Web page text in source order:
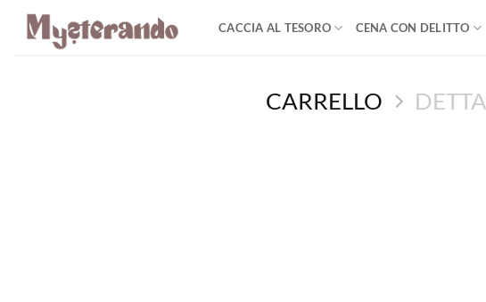
Salta
contenuti
CACCIA AL TESORO CENA CON DELITTO
CARRELLO